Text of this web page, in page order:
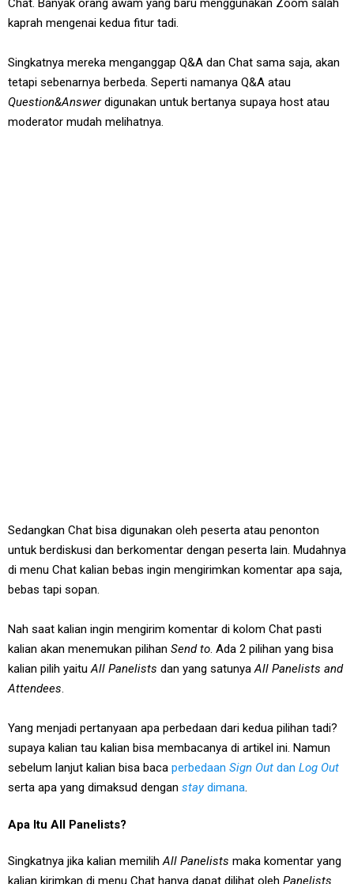
Chat. Banyak orang awam yang baru menggunakan Zoom salah
kaprah mengenai kedua fitur tadi.
Singkatnya mereka menganggap Q&A dan Chat sama saja, akan
tetapi sebenarnya berbeda. Seperti namanya Q&A atau
Question&Answerdigunakan untuk bertanya supaya host atau
moderator mudah melihatnya.
Sedangkan Chat bisa digunakan oleh peserta atau penonton
untuk berdiskusi dan berkomentar dengan peserta lain. Mudahnya
di menu Chat kalian bebas ingin mengirimkan komentar apa saja,
bebas tapi sopan.
Nah saat kalian ingin mengirim komentar di kolom Chat pasti
kalian akan menemukan pilihan Send to. Ada 2 pilihan yang bisa
kalian pilih yaituAll Panelists dan yang satunyaAll Panelists and
Attendees.
Yang menjadi pertanyaan apa perbedaan dari kedua pilihan tadi?
supaya kalian tau kalian bisa membacanya di artikel ini. Namun
sebelum lanjut kalian bisa baca perbedaan Sign Out dan Log Out
serta apa yang dimaksud dengan staydimana.
Apa Itu All Panelists?
Singkatnya jika kalian memilih All Panelists maka komentar yang
kalian kirimkan di menu Chat hanya dapat dilihat oleh Panelists